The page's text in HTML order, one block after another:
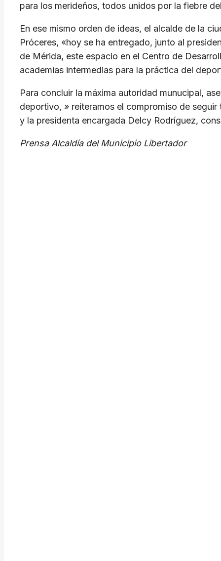
para los merideños, todos unidos por la fiebre
En ese mismo orden de ideas, el alcalde de la
Próceres, «hoy se ha entregado, junto al
de Mérida, este espacio en el Centro de
academias intermedias para la práctica del
Para concluir la máxima autoridad munucipal,
deportivo, » reiteramos el compromiso de
y la presidenta encargada Delcy Rodríguez,
Prensa Alcaldía del Municipio Libertador